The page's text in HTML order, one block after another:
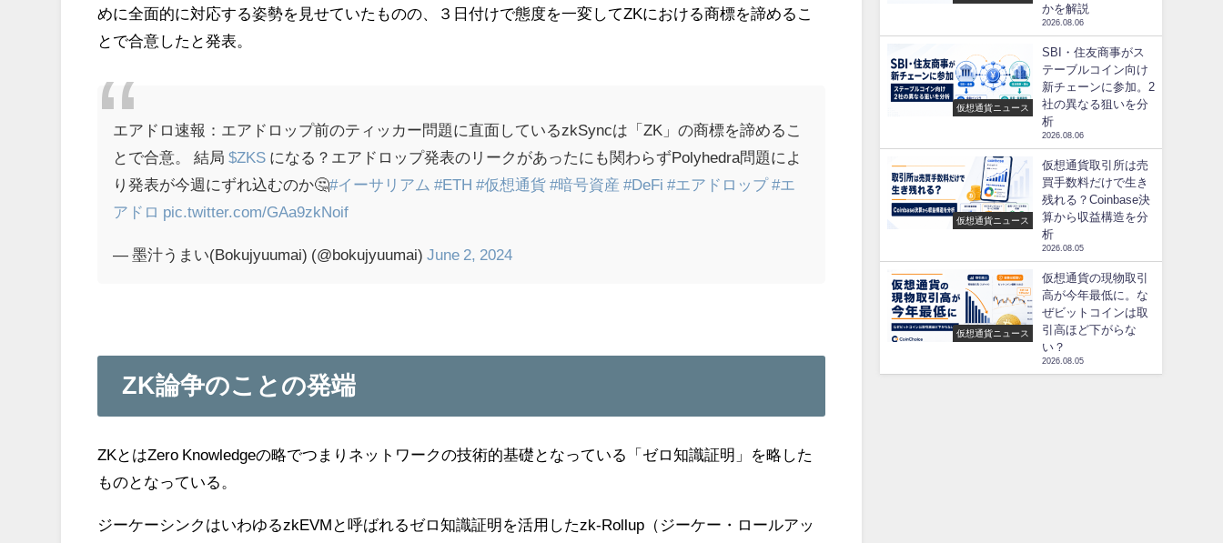
めに全面的に対応する姿勢を見せていたものの、３日付けで態度を一変してZKにおける商標を諦めるこ
とで合意したと発表。
エアドロ速報：エアドロップ前のティッカー問題に直面しているzkSyncは「ZK」の商標を諦めるこ
とで合意。 結局$ZKS になる？エアドロップ発表のリークがあったにも関わらずPolyhedra問題によ
り発表が今週にずれ込むのか🤔#イーサリアム #ETH #仮想通貨 #暗号資産 #DeFi #エアドロップ #エ
アドロ pic.twitter.com/GAa9zkNoif
— 墨汁うまい(Bokujyuumai) (@bokujyuumai)June 2, 2024
ZK論争のことの発端
ZKとはZero Knowledgeの略でつまりネットワークの技術的基礎となっている「ゼロ知識証明」を略した
ものとなっている。
ジーケーシンクはいわゆるzkEVMと呼ばれるゼロ知識証明を活用したzk-Rollup（ジーケー・ロールアッ
かを解説
2026.08.06
仮想通貨ニュース
SBI・住友商事がス
テーブルコイン向け
新チェーンに参加。2
社の異なる狙いを分
析
2026.08.06
仮想通貨ニュース
仮想通貨取引所は売
買手数料だけで生き
残れる？Coinbase決
算から収益構造を分
析
2026.08.05
仮想通貨ニュース
仮想通貨の現物取引
高が今年最低に。な
ぜビットコインは取
引高ほど下がらな
い？
2026.08.05